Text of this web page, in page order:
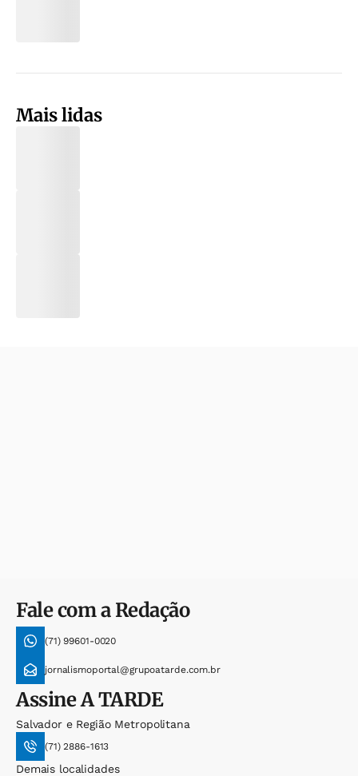
Mais lidas
Fale com a Redação
(71) 99601-0020
jornalismoportal@grupoatarde.com.br
AssineA TARDE
Salvador e Região Metropolitana
(71) 2886-1613
Demais localidades